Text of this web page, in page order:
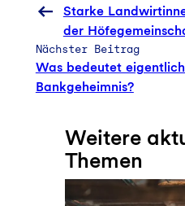
Starke
der
Nächster Beitrag
Was bedeutet
Bankgeheimnis?
Weitere
Themen